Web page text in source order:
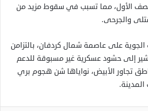
الأول، مما تسبب في سقوط مزيد من
والجرحى.
على عاصمة شمال كردفان، بالتزامن
تُشير إلى حشود عسكرية غير مسبوقة للدعم
تجاور الأبيض، نواياها شن هجوم بري